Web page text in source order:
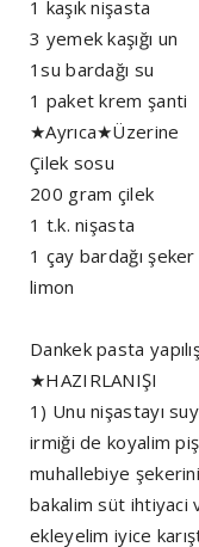
1 kaşık nişasta
3 yemek kaşığı un
1su bardağı su
1 paket krem şanti
★Ayrıca★Üzerine
Çilek sosu
200 gram çilek
1 t.k. nişasta
1 çay bardağı şeker
limon
Dankek pasta
★HAZIRLANIŞI
1) Unu nişastayı
irmiği de koyalim
muhallebiye şekerini
bakalim süt ihtiyaci
ekleyelim iyice